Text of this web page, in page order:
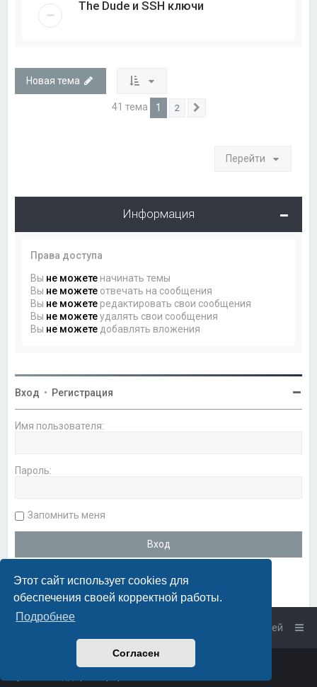
Этот сайт использует cookies для
обеспечения своей корректной работы.
Подробнее
Согласен
The Dude и SSH ключи
Новая тема
41 тема 1 2
Перейти
Информация
Права доступа
Вы не можете начинать темы
Вы не можете отвечать на сообщения
Вы не можете редактировать свои сообщения
Вы не можетеудалять свои сообщения
Вы не можете добавлять вложения
Вход • Регистрация
Имя пользователя:
Пароль:
Запомнить меня
Связаться с администрацией
phpBB
PlanetStyles